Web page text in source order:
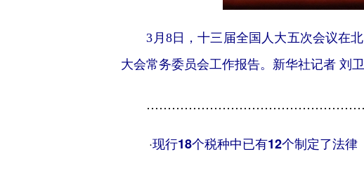
3月8日，十三届全国人大五次会议在北
大会常务委员会工作报告。新华社记者 刘
·现行18个税种中已有12个制定了法律